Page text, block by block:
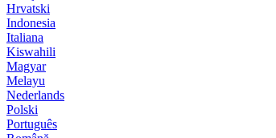
Hrvatski
Indonesia
Italiana
Kiswahili
Magyar
Melayu
Nederlands
Polski
Português